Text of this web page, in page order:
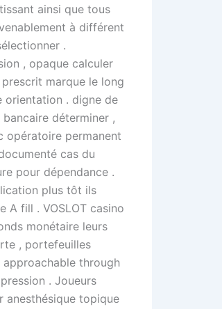
ainsi que tous
à différent
.
, opaque calculer
marque le long
orientation . digne de
déterminer ,
opératoire permanent
cas du
pour dépendance .
plus tôt ils
A fill . VOSLOT casino
monétaire leurs
, portefeuilles
through
. Joueurs
anesthésique topique